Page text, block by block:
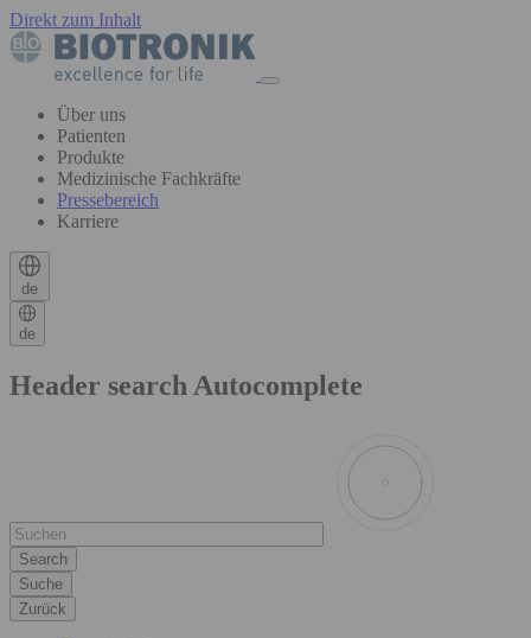
Direkt zum Inhalt
Über uns
Patienten
Produkte
Medizinische Fachkräfte
Pressebereich
Karriere
de
de
Header search Autocomplete
Suche
Zurück